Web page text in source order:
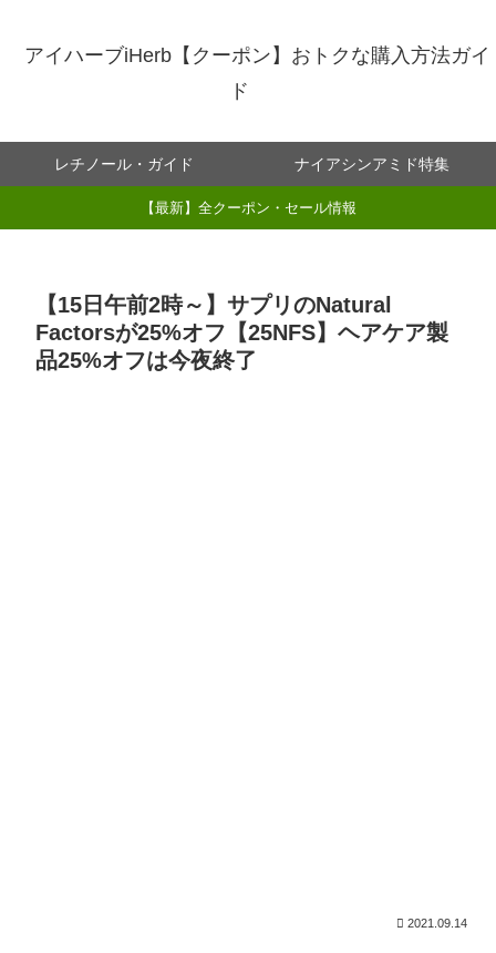
アイハーブiHerb【クーポン】おトクな購入方法ガイ
ド
レチノール・ガイド ナイアシンアミド特集
【最新】全クーポン・セール情報
【15日午前2時～】サプリのNatural
Factorsが25%オフ【25NFS】ヘアケア製
品25%オフは今夜終了
2021.09.14